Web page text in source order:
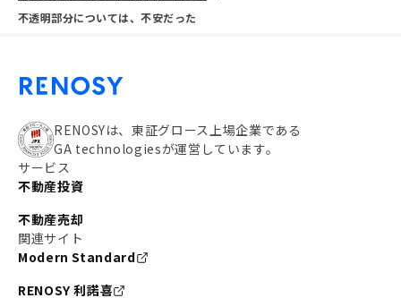
不透明部分については、不安だった
RENOSYは、東証グロース上場企業である
GA technologiesが運営しています。
サービス
不動産投資
不動産売却
関連サイト
Modern Standard
RENOSY 利諾喜